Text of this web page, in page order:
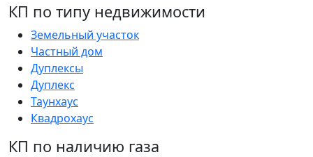
КП по типу недвижимости
Земельный участок
Частный дом
Дуплексы
Дуплекс
Таунхаус
Квадрохаус
КП по наличию газа